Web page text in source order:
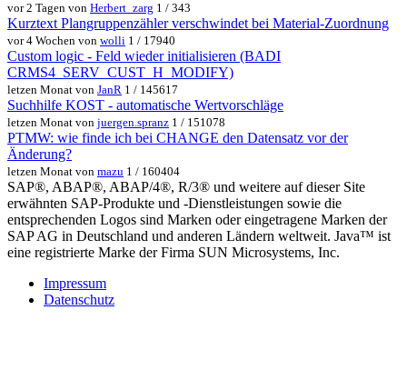
vor 2 Tagen von Herbert_zarg 1 / 343
Kurztext Plangruppenzähler verschwindet bei Material-Zuordnung
vor 4 Wochen von wolli 1 / 17940
Custom logic - Feld wieder initialisieren (BADI
CRMS4_SERV_CUST_H_MODIFY)
letzen Monat von JanR 1 / 145617
Suchhilfe KOST - automatische Wertvorschläge
letzen Monat von juergen.spranz 1 / 151078
PTMW: wie finde ich bei CHANGE den Datensatz vor der
Änderung?
letzen Monat von mazu 1 / 160404
SAP®, ABAP®, ABAP/4®, R/3® und weitere auf dieser Site
erwähnten SAP-Produkte und -Dienstleistungen sowie die
entsprechenden Logos sind Marken oder eingetragene Marken der
SAP AG in Deutschland und anderen Ländern weltweit. Java™ ist
eine registrierte Marke der Firma SUN Microsystems, Inc.
Impressum
Datenschutz